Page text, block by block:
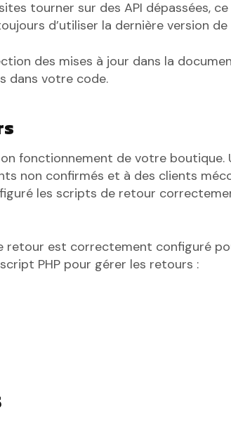
tourner sur des API dépassées,
d’utiliser la dernière version de
des mises à jour dans la
dans votre code.
fonctionnement de votre boutique.
non confirmés et à des clients
les scripts de retour
retour est correctement configuré
PHP pour gérer les retours :